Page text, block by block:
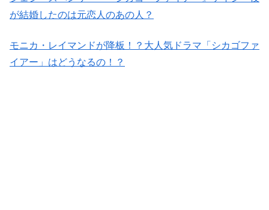
が結婚したのは元恋人のあの人？
モニカ・レイマンドが降板！？大人気ドラマ「シカゴファ
イアー」はどうなるの！？